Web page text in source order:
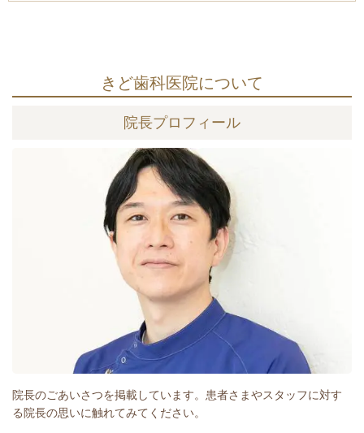
きど歯科医院について
院長プロフィール
院長のごあいさつを掲載しています。患者さまやスタッフに対す
る院長の思いに触れてみてください。